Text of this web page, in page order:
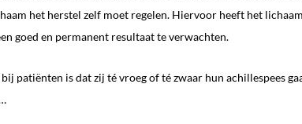
het herstel zelf moet regelen. Hiervoor heeft het
goed en permanent resultaat te verwachten.
patiënten is dat zij té vroeg of té zwaar hun achillespees